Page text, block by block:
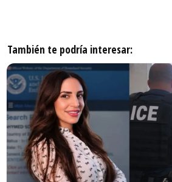
También te podría interesar: